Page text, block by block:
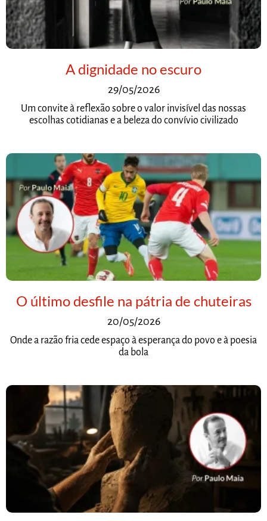
A dignidade no escuro
29/05/2026
Um convite à reflexão sobre o valor invisível das nossas
escolhas cotidianas e a beleza do convívio civilizado
O último desfile na pátria de chuteiras
20/05/2026
Onde a razão fria cede espaço à esperança do povo e à poesia
da bola